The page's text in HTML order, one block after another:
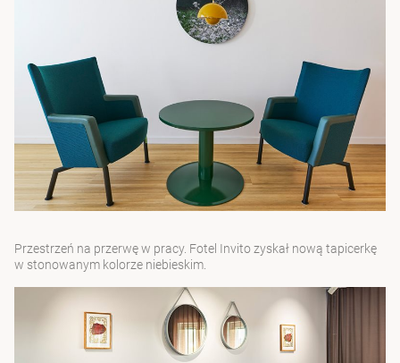
Przestrzeń na przerwę w pracy. Fotel Invito zyskał nową tapicerkę
w stonowanym kolorze niebieskim.